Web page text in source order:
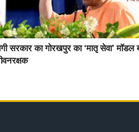
सरकार का गोरखपुर का ‘मातृ सेवा’ मॉडल